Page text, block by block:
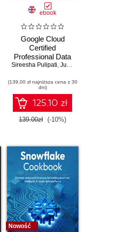
ebook
Google Cloud
Certified
Professional Data
Engineer
Get certified and
develop expert-
level data
engineering skills
with Google Cloud
Sireesha Pulipati, Juan Carlos Escalante Soto
(139,00 zł najniższa cena z 30
dni)
125.10 zł
139.00zł (-10%)
Nowość